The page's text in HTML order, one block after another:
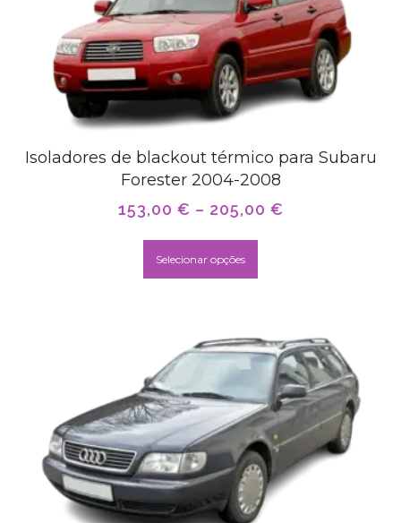
Isoladores de blackout térmico para Subaru
Forester 2004-2008
153,00 € – 205,00 €
Selecionar opções